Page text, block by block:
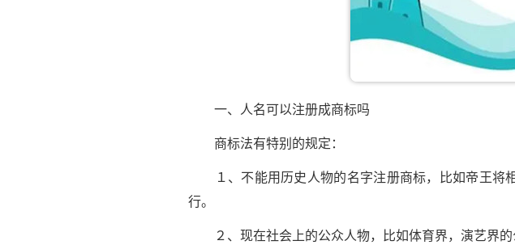
一、人名可以注册成商标吗
商标法有特别的规定：
１、不能用历史人物的名字注册商标，比如帝王将
行。
２、现在社会上的公众人物，比如体育界，演艺界的